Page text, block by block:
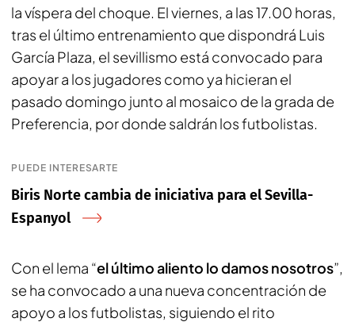
la víspera del choque. El viernes, a las 17.00 horas,
tras el último entrenamiento que dispondrá Luis
García Plaza, el sevillismo está convocado para
apoyar a los jugadores como ya hicieran el
pasado domingo junto al mosaico de la grada de
Preferencia, por donde saldrán los futbolistas.
PUEDE INTERESARTE
Biris Norte cambia de iniciativa para el Sevilla-
Espanyol
Con el lema “el último aliento lo damos nosotros”,
se ha convocado a una nueva concentración de
apoyo a los futbolistas, siguiendo el rito